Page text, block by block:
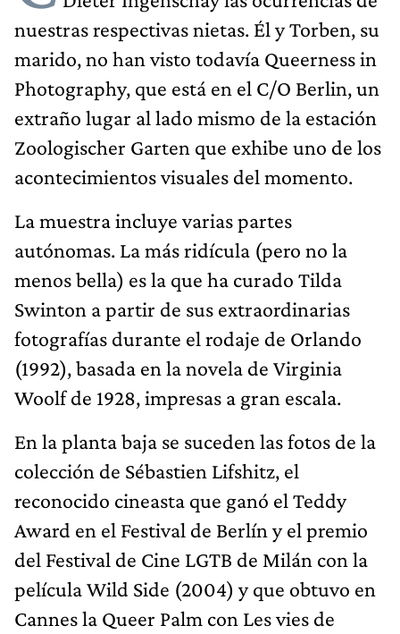
nuestras respectivas nietas. Él y Torben, su
marido, no han visto todavía Queerness in
Photography, que está en el C/O Berlin, un
extraño lugar al lado mismo de la estación
Zoologischer Garten que exhibe uno de los
acontecimientos visuales del momento.
La muestra incluye varias partes
autónomas. La más ridícula (pero no la
menos bella) es la que ha curado Tilda
Swinton a partir de sus extraordinarias
fotografías durante el rodaje de Orlando
(1992), basada en la novela de Virginia
Woolf de 1928, impresas a gran escala.
En la planta baja se suceden las fotos de la
colección de Sébastien Lifshitz, el
reconocido cineasta que ganó el Teddy
Award en el Festival de Berlín y el premio
del Festival de Cine LGTB de Milán con la
película Wild Side (2004) y que obtuvo en
Cannes la Queer Palm con Les vies de